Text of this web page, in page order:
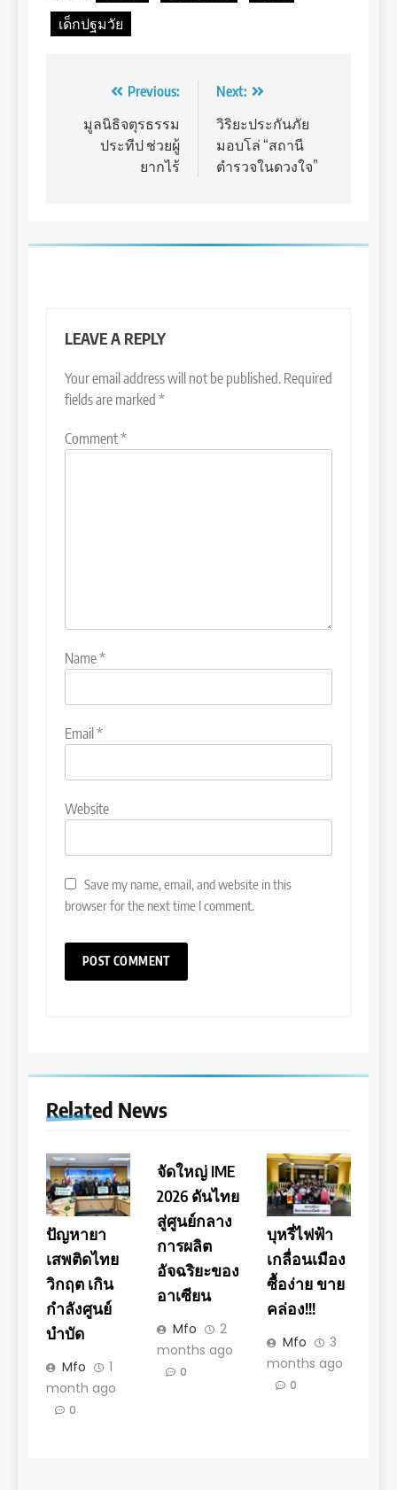
เด็กปฐมวัย
navigation
Previous:
มูลนิธิจตุรธรรม
ประทีป ช่วยผู้
ยากไร้
Next:
วิริยะประกันภัย
มอบโล่ “สถานี
ตำรวจในดวงใจ”
LEAVE A REPLY
Your email address will not be published. Required
fields are marked *
Comment*
Name*
Email*
Website
Save my name, email, and website in this
browser for the next time I comment.
Related News
ปัญหายา
เสพติดไทย
วิกฤต เกิน
กำลังศูนย์
บำบัด
Mfo
1
month ago
0
จัดใหญ่ IME
2026 ดันไทย
สู่ศูนย์กลาง
การผลิต
อัจฉริยะของ
อาเซียน
Mfo
2
months ago
0
บุหรี่ไฟฟ้า
เกลื่อนเมือง
ซื้อง่าย ขาย
คล่อง!!!
Mfo
3
months ago
0